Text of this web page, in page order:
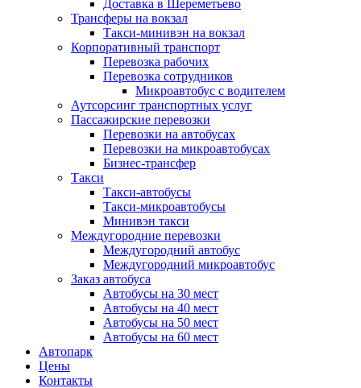
Доставка в Шереметьево
Трансферы на вокзал
Такси-минивэн на вокзал
Корпоративный транспорт
Перевозка рабочих
Перевозка сотрудников
Микроавтобус с водителем
Аутсорсинг транспортных услуг
Пассажирские перевозки
Перевозки на автобусах
Перевозки на микроавтобусах
Бизнес-трансфер
Такси
Такси-автобусы
Такси-микроавтобусы
Минивэн такси
Междугородние перевозки
Междугородний автобус
Междугородний микроавтобус
Заказ автобуса
Автобусы на 30 мест
Автобусы на 40 мест
Автобусы на 50 мест
Автобусы на 60 мест
Автопарк
Цены
Контакты